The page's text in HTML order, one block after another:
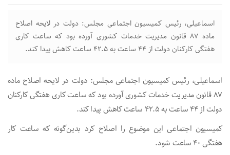
اسماعیلی، رئیس کمیسیون اجتماعی مجلس: دولت در لایحه اصلاح
ماده ۸۷ قانون مدیریت خدمات کشوری آورده بود که ساعت کاری
هفتگی کارکنان دولت از ۴۴ ساعت به ۴۲.۵ ساعت کاهش پیدا کند.
اسماعیلی، رئیس کمیسیون اجتماعی مجلس: دولت در لایحه اصلاح ماده
۸۷ قانون مدیریت خدمات کشوری آورده بود که ساعت کاری هفتگی کارکنان
دولت از ۴۴ ساعت به ۴۲.۵ ساعت کاهش پیدا کند.
کمیسیون اجتماعی این موضوع را اصلاح کرد بدین‌گونه که ساعت کار
هفتگی ۴۰ ساعت شود.